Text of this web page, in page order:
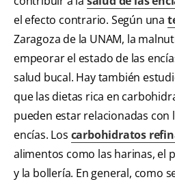
el efecto contrario. Según una
Zaragoza de la UNAM, la
empeorar el estado de las
salud bucal. Hay también
que las dietas rica en
pueden estar relacionadas con
encías. Los carbohidratos
alimentos como las harinas, el
y la bollería. En general, como